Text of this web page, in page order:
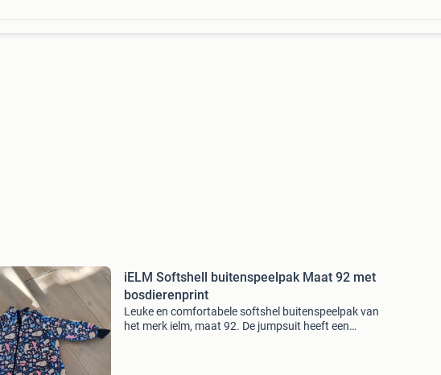
iELM Softshell buitenspeelpak Maat 92 met
bosdierenprint
Leuke en comfortabele softshel buitenspeelpak van
het merk ielm, maat 92. De jumpsuit heeft een